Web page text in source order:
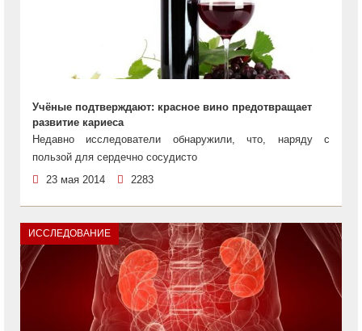
Учёные подтверждают: красное вино предотвращает
развитие кариеса
Недавно исследователи обнаружили, что, наряду с
пользой для сердечно сосудисто
23 мая 2014
2283
ИССЛЕДОВАНИЕ